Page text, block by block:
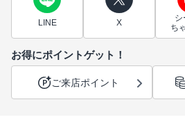
LINE X
シ
ち
お得にポイントゲット！
ご来店ポイント